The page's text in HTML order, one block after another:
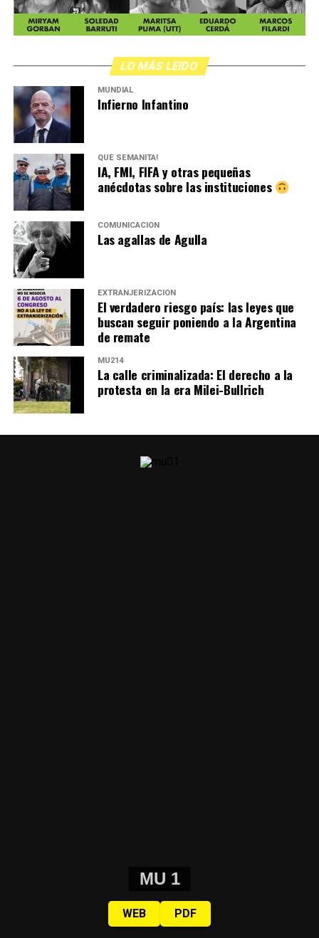
LO MÁS LEIDO
MUNDIAL
Infierno Infantino
QUÉ SEMANITA!
IA, FMI, FIFA y otras pequeñas
anécdotas sobre las instituciones
COMUNICACIÓN
Las agallas de Agulla
EXTRANJERIZACIÓN
El verdadero riesgo país: las leyes que
buscan seguir poniendo a la Argentina
de remate
MU214
La calle criminalizada: El derecho a la
protesta en la era Milei-Bullrich
MU 1
WEB PDF